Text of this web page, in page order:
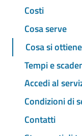
Costi
Cosa serve
Cosa si ottiene
Tempi e
Accedi al
Condizioni di
Contatti